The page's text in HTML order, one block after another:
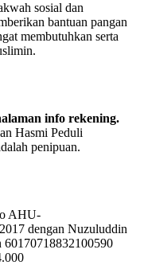
sosial dan
bantuan pangan
membutuhkan serta
info rekening.
Hasmi Peduli
penipuan.
AHU-
dengan Nuzuluddin
60170718832100590